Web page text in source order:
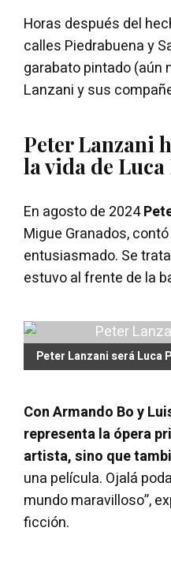
Horas después del
calles Piedrabuena y
garabato pintado (aún
Lanzani y sus
Peter Lanzani
la vida de
En agosto de 2024
Migue Granados,
entusiasmado. Se
estuvo al frente de la
Peter Lanzani será Luca
Con Armando Bo y
representa la ópera
artista, sino que
una película. Ojalá
mundo maravilloso”,
ficción.